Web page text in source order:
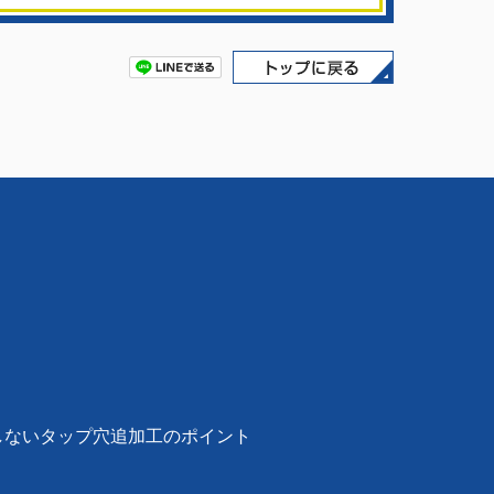
いタップ穴追加工のポイント